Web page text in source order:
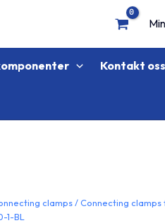
Kontakt oss
clamps/Connecting clamps
BL